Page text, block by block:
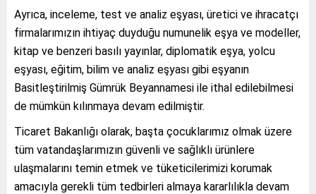
Ayrıca, inceleme, test ve analiz eşyası, üretici ve ihracatçı
firmalarımızın ihtiyaç duyduğu numunelik eşya ve modeller,
kitap ve benzeri basılı yayınlar, diplomatik eşya, yolcu
eşyası, eğitim, bilim ve analiz eşyası gibi eşyanın
Basitleştirilmiş Gümrük Beyannamesi ile ithal edilebilmesi
de mümkün kılınmaya devam edilmiştir.
Ticaret Bakanlığı olarak, başta çocuklarımız olmak üzere
tüm vatandaşlarımızın güvenli ve sağlıklı ürünlere
ulaşmalarını temin etmek ve tüketicilerimizi korumak
amacıyla gerekli tüm tedbirleri almaya kararlılıkla devam